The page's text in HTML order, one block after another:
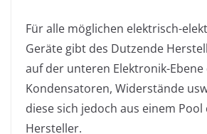
Für alle möglichen elektrisch-
Geräte gibt des Dutzende
auf der unteren Elektronik-Ebene
Kondensatoren, Widerstände
diese sich jedoch aus einem
Hersteller.